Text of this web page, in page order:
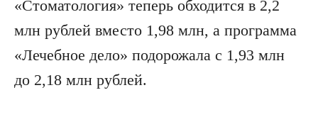
«Стоматология» теперь обходится в 2,2
млн рублей вместо 1,98 млн, а программа
«Лечебное дело» подорожала с 1,93 млн
до 2,18 млн рублей.